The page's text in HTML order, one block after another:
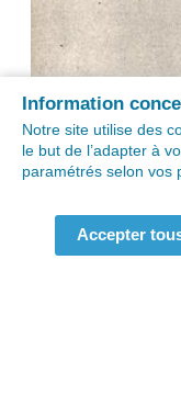
Information
Notre site utilise des
le but de l’adapter à
paramétrés selon vos
Accepter